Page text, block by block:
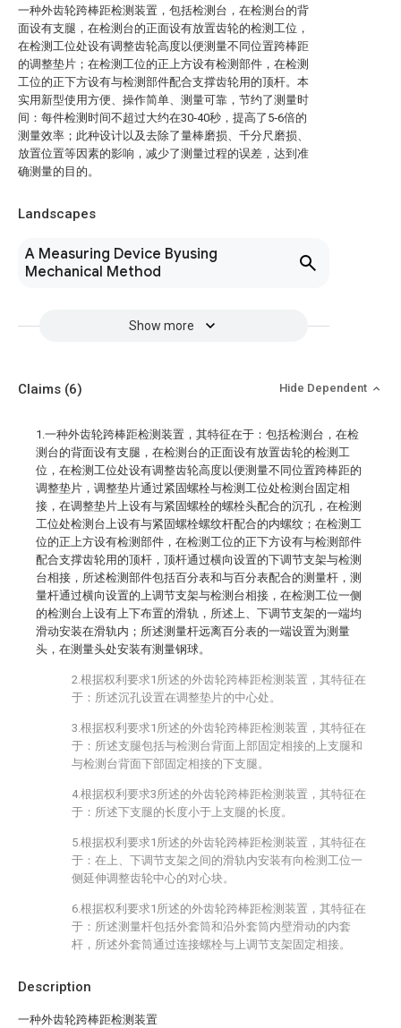
一种外齿轮跨棒距检测装置，包括检测台，在检测台的背
面设有支腿，在检测台的正面设有放置齿轮的检测工位，
在检测工位处设有调整齿轮高度以便测量不同位置跨棒距
的调整垫片；在检测工位的正上方设有检测部件，在检测
工位的正下方设有与检测部件配合支撑齿轮用的顶杆。本
实用新型使用方便、操作简单、测量可靠，节约了测量时
间：每件检测时间不超过大约在30‑40秒，提高了5‑6倍的
测量效率；此种设计以及去除了量棒磨损、千分尺磨损、
放置位置等因素的影响，减少了测量过程的误差，达到准
确测量的目的。
Landscapes
A Measuring Device Byusing
Mechanical Method
Show more
Description
一种外齿轮跨棒距检测装置
Claims (6) Hide Dependent
1.一种外齿轮跨棒距检测装置，其特征在于：包括检测台，在检
测台的背面设有支腿，在检测台的正面设有放置齿轮的检测工
位，在检测工位处设有调整齿轮高度以便测量不同位置跨棒距的
调整垫片，调整垫片通过紧固螺栓与检测工位处检测台固定相
接，在调整垫片上设有与紧固螺栓的螺栓头配合的沉孔，在检测
工位处检测台上设有与紧固螺栓螺纹杆配合的内螺纹；在检测工
位的正上方设有检测部件，在检测工位的正下方设有与检测部件
配合支撑齿轮用的顶杆，顶杆通过横向设置的下调节支架与检测
台相接，所述检测部件包括百分表和与百分表配合的测量杆，测
量杆通过横向设置的上调节支架与检测台相接，在检测工位一侧
的检测台上设有上下布置的滑轨，所述上、下调节支架的一端均
滑动安装在滑轨内；所述测量杆远离百分表的一端设置为测量
头，在测量头处安装有测量钢球。
2.根据权利要求1所述的外齿轮跨棒距检测装置，其特征在
于：所述沉孔设置在调整垫片的中心处。
3.根据权利要求1所述的外齿轮跨棒距检测装置，其特征在
于：所述支腿包括与检测台背面上部固定相接的上支腿和
与检测台背面下部固定相接的下支腿。
4.根据权利要求3所述的外齿轮跨棒距检测装置，其特征在
于：所述下支腿的长度小于上支腿的长度。
5.根据权利要求1所述的外齿轮跨棒距检测装置，其特征在
于：在上、下调节支架之间的滑轨内安装有向检测工位一
侧延伸调整齿轮中心的对心块。
6.根据权利要求1所述的外齿轮跨棒距检测装置，其特征在
于：所述测量杆包括外套筒和沿外套筒内壁滑动的内套
杆，所述外套筒通过连接螺栓与上调节支架固定相接。